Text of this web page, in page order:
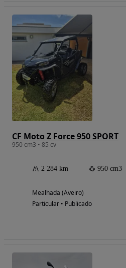
CF Moto Z Force 950 SPORT
950 cm3 • 85 cv
2 284 km 950 cm3
Mealhada (Aveiro)
Particular • Publicado